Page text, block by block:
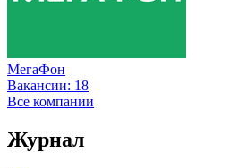
МегаФон
Вакансии: 18
Все компании
Журнал